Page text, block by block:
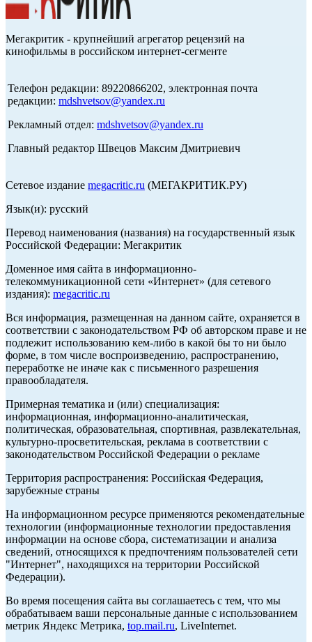
Мегакритик - крупнейший агрегатор рецензий на
кинофильмы в российском интернет-сегменте
Телефон редакции: 89220866202, электронная почта
редакции: mdshvetsov@yandex.ru
Рекламный отдел: mdshvetsov@yandex.ru
Главный редактор Швецов Максим Дмитриевич
Сетевое издание megacritic.ru (МЕГАКРИТИК.РУ)
Язык(и): русский
Перевод наименования (названия) на государственный язык
Российской Федерации: Мегакритик
Доменное имя сайта в информационно-
телекоммуникационной сети «Интернет» (для сетевого
издания): megacritic.ru
Вся информация, размещенная на данном сайте, охраняется в
соответствии с законодательством РФ об авторском праве и не
подлежит использованию кем-либо в какой бы то ни было
форме, в том числе воспроизведению, распространению,
переработке не иначе как с письменного разрешения
правообладателя.
Примерная тематика и (или) специализация:
информационная, информационно-аналитическая,
политическая, образовательная, спортивная, развлекательная,
культурно-просветительская, реклама в соответствии с
законодательством Российской Федерации о рекламе
Территория распространения: Российская Федерация,
зарубежные страны
На информационном ресурсе применяются рекомендательные
технологии (информационные технологии предоставления
информации на основе сбора, систематизации и анализа
сведений, относящихся к предпочтениям пользователей сети
"Интернет", находящихся на территории Российской
Федерации).
Во время посещения сайта вы соглашаетесь с тем, что мы
обрабатываем ваши персональные данные с использованием
метрик Яндекс Метрика, top.mail.ru, LiveInternet.